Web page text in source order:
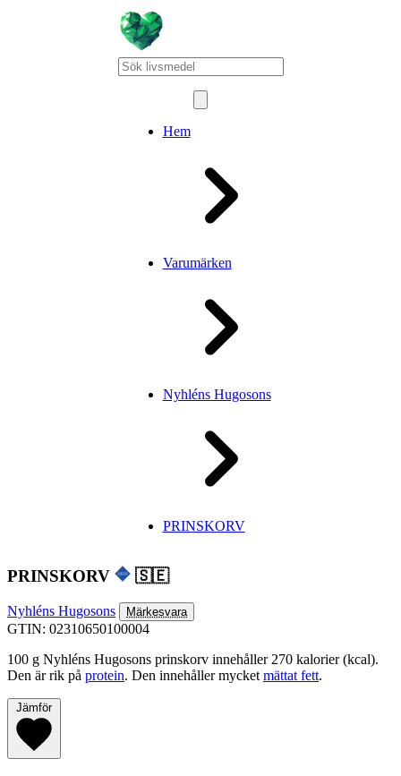
Hem
Varumärken
Nyhléns Hugosons
PRINSKORV
PRINSKORV 🇸🇪
Nyhléns Hugosons Märkesvara
GTIN: 02310650100004
100 g Nyhléns Hugosons prinskorv innehåller 270 kalorier (kcal).
Den är rik på protein. Den innehåller mycketmättat fett.
Jämför